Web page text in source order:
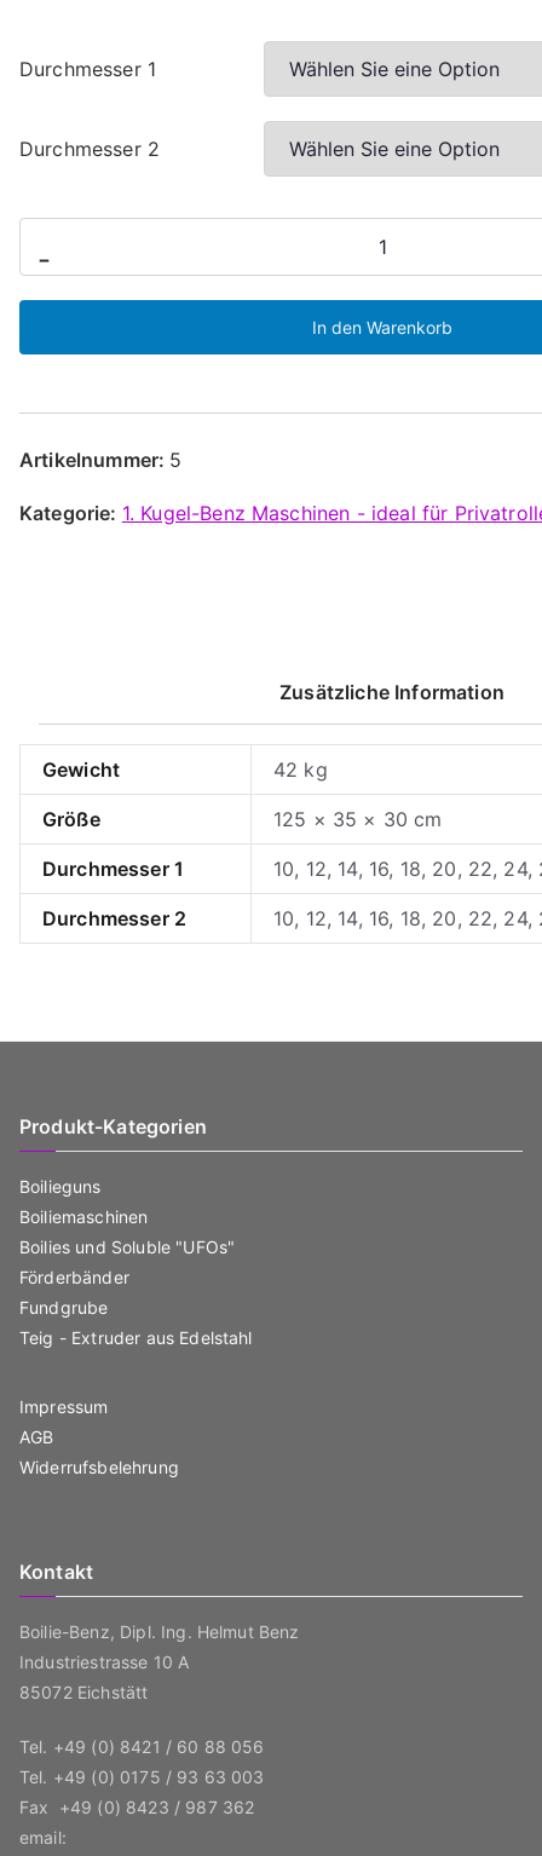
Durchmesser 1
Durchmesser 2
-
Nr
5
er
Kugel-
In den Warenkorb
Artikelnummer: 5
Kategorie: 1. Kugel-Benz Maschinen - ideal für
Zusätzliche Information
Gewicht 42 kg
Größe 125 × 35 × 30 cm
Durchmesser 1 10, 12, 14, 16, 18, 20, 22,
Durchmesser 2 10, 12, 14, 16, 18, 20, 22,
Produkt-Kategorien
Boilieguns
Boiliemaschinen
Boilies und Soluble "UFOs"
Förderbänder
Fundgrube
Teig - Extruder aus Edelstahl
Impressum
AGB
Widerrufsbelehrung
Kontakt
Boilie-Benz, Dipl. Ing. Helmut Benz
Industriestrasse 10 A
85072 Eichstätt
Tel. +49 (0) 8421 / 60 88 056
Tel. +49 (0) 0175 / 93 63 003
Fax +49 (0) 8423 / 987 362
email: